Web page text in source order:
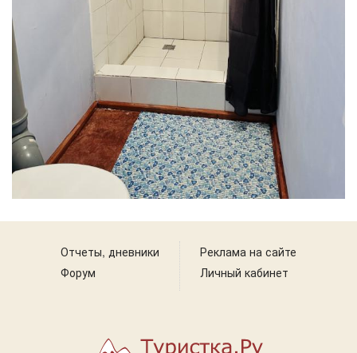
Отчеты, дневники
Форум
Реклама на сайте
Личный кабинет